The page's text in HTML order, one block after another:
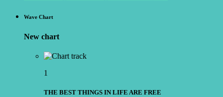
Wave Chart
New chart
1
THE BEST THINGS IN LIFE ARE FREE